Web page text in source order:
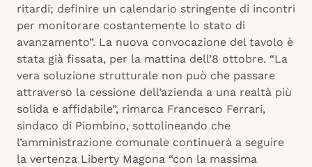
ritardi; definire un calendario stringente di incontri
per monitorare costantemente lo stato di
avanzamento”. La nuova convocazione del tavolo è
stata già fissata, per la mattina dell’8 ottobre. “La
vera soluzione strutturale non può che passare
attraverso la cessione dell’azienda a una realtà più
solida e affidabile”, rimarca Francesco Ferrari,
sindaco di Piombino, sottolineando che
l’amministrazione comunale continuerà a seguire
la vertenza Liberty Magona “con la massima